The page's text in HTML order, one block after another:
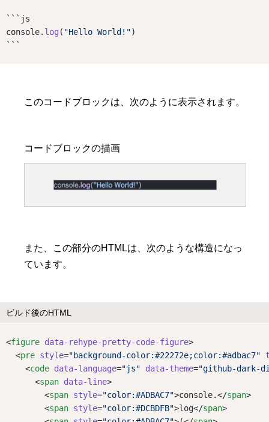
```js
console. log ( "Hello World!")
```
このコードブロックは、次のように表示されます。
また、この部分のHTMLは、次のような構造になっ
ています。
ビルド後のHTML
<figure data-rehype-pretty-code-figure>
  <
pre style="background-color:#22272e;color:#adbac7"
    <
code data-language="js" data-theme="github-dark-
      <
span data-line>
        <
span style="color:#ADBAC7">console.</span>
        <
span style="color:#DCBDFB">log</span>